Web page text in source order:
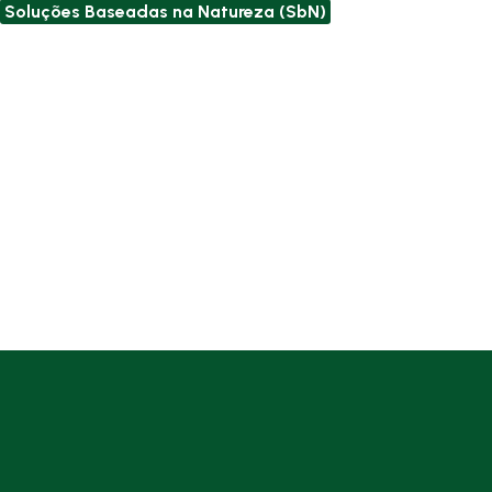
Soluções Baseadas na Natureza (SbN)